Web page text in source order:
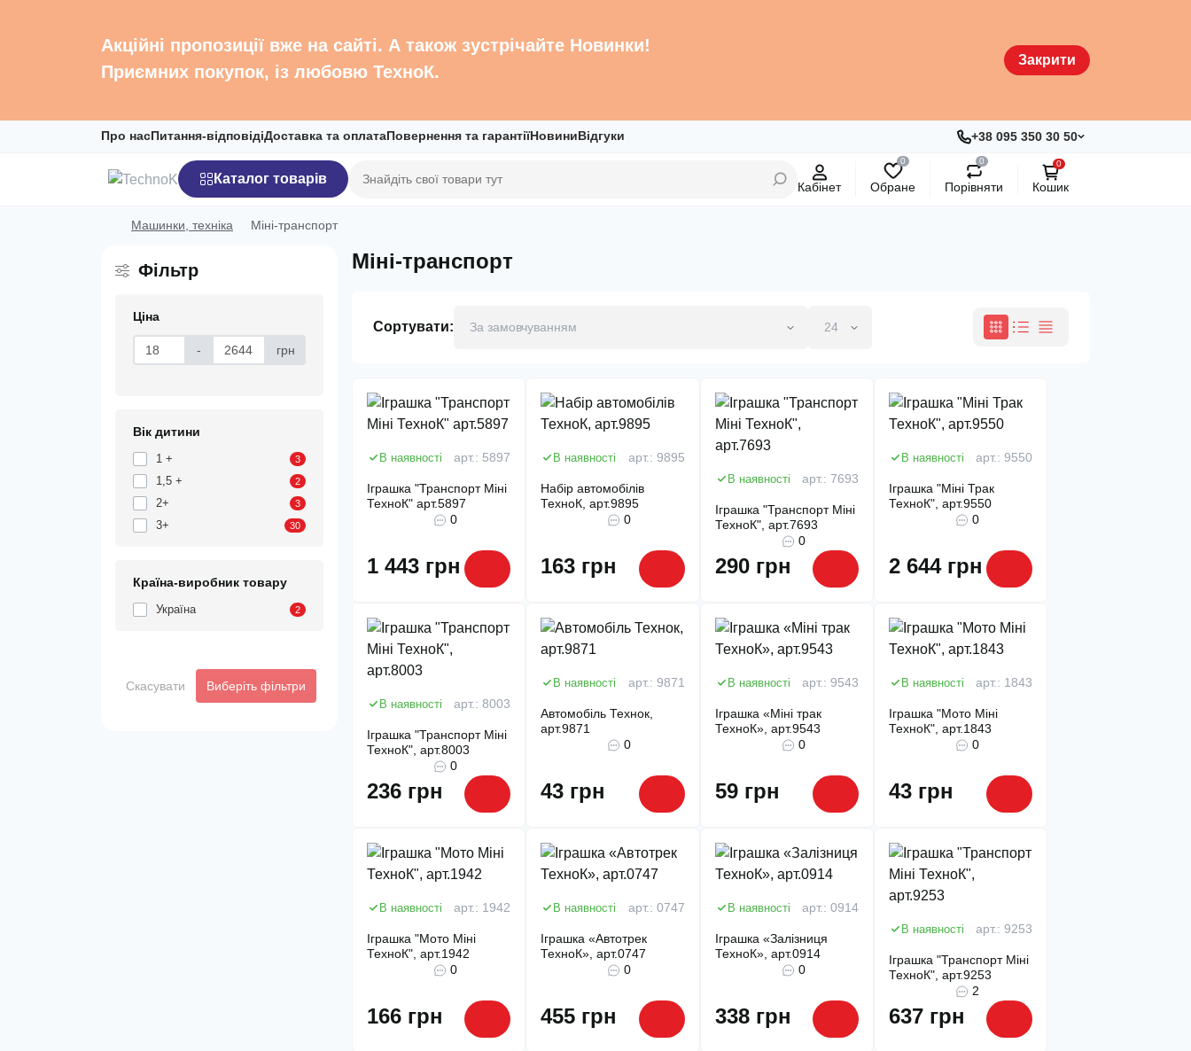
Акційні пропозиції вже на сайті. А також зустрічайте Новинки!
Приємних покупок, із любовю ТехноК.
Закрити
Про нас Питання-відповідіДоставка та оплата Повернення та гарантіїНовини Відгуки +38 095 350 30 50
Каталог товарів
Кабінет
0
Обране
0
Порівняти
0
Кошик
Машинки, техніка Міні-транспорт
Фільтр
Ціна
- грн
Вік дитини
1 + 3
1,5 + 2
2+ 3
3+ 30
Країна-виробник товару
Україна 2
Скасувати Виберіть фільтри
Міні-транспорт
Сортувати:
В наявності арт.: 5897
Іграшка "Транспорт Міні
ТехноК" арт.5897
0
1 443 грн
В наявності арт.: 9895
Набір автомобілів
ТехноК, арт.9895
0
163 грн
В наявності арт.: 7693
Іграшка "Транспорт Міні
ТехноК", арт.7693
0
290 грн
В наявності арт.: 9550
Іграшка "Міні Трак
ТехноК", арт.9550
0
2 644 грн
В наявності арт.: 8003
Іграшка "Транспорт Міні
ТехноК", арт.8003
0
236 грн
В наявності арт.: 9871
Автомобіль Технок,
арт.9871
0
43 грн
В наявності арт.: 9543
Іграшка «Міні трак
ТехноК», арт.9543
0
59 грн
В наявності арт.: 1843
Іграшка "Мото Міні
ТехноК", арт.1843
0
43 грн
В наявності арт.: 1942
Іграшка "Мото Міні
ТехноК", арт.1942
0
166 грн
В наявності арт.: 0747
Іграшка «Автотрек
ТехноК», арт.0747
0
455 грн
В наявності арт.: 0914
Іграшка «Залізниця
ТехноК», арт.0914
0
338 грн
В наявності арт.: 9253
Іграшка "Транспорт Міні
ТехноК", арт.9253
2
637 грн